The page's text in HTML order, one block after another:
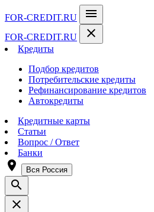
FOR-CREDIT.RU menu
FOR-CREDIT.RU close
Кредиты
Подбор кредитов
Потребительские кредиты
Рефинансирование кредитов
Автокредиты
Кредитные карты
Статьи
Вопрос / Ответ
Банки
room Вся Россия
search
close